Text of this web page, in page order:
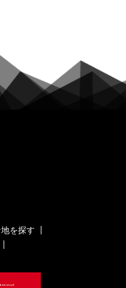
を探す